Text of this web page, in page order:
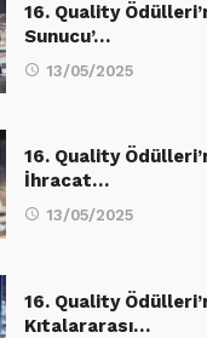
16. Quality
Sunucu’…
13/05/2025
16. Quality
İhracat…
13/05/2025
16. Quality
Kıtalararası…